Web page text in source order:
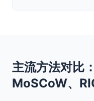
主流方法对比
MoSCoW、